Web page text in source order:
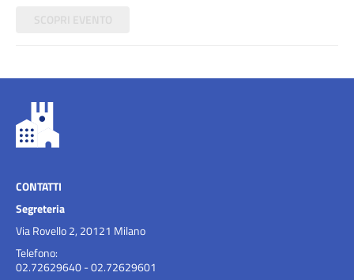
CONTATTI
Segreteria
Via Rovello 2, 20121 Milano
Telefono:
02.72629640 - 02.72629601